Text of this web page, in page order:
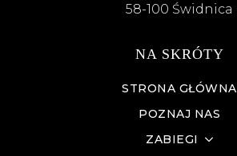
58-100 Świdnica
NA SKRÓTY
STRONA GŁÓWNA
POZNAJ NAS
ZABIEGI